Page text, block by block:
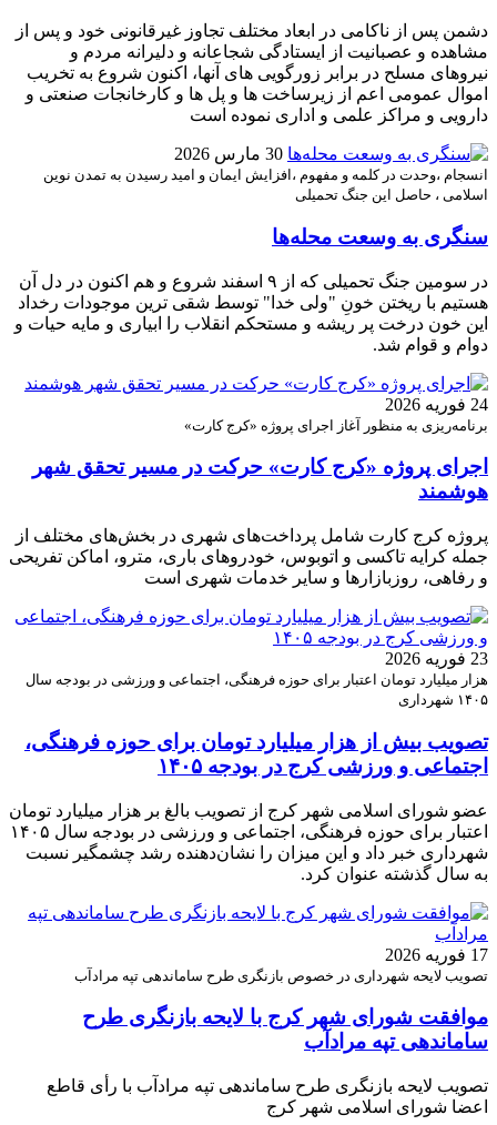
دشمن پس از ناکامی در ابعاد مختلف تجاوز غیرقانونی خود و پس از
مشاهده و عصبانیت از ایستادگی شجاعانه و دلیرانه مردم و
نیروهای مسلح در برابر زورگویی های آنها، اکنون شروع به تخریب
اموال عمومی اعم از زیرساخت ها و پل ها و کارخانجات صنعتی و
دارویی و مراکز علمی و اداری نموده است
30 مارس 2026
انسجام ،وحدت در کلمه و مفهوم ،افزایش ایمان و امید رسیدن به تمدن نوین
اسلامی ، حاصل این جنگ تحمیلی
سنگری به وسعت محله‌ها
در سومین جنگ تحمیلی که از ۹ اسفند شروع و هم اکنون در دل آن
هستیم با ریختن خونِ "ولی خدا" توسط شقی ترین موجودات رخداد
این خون درخت پر ریشه و مستحکم انقلاب را ابیاری و مایه حیات و
دوام و قوام شد.
24 فوریه 2026
برنامه‌ریزی به منظور آغاز اجرای پروژه «کرج کارت»
اجرای پروژه «کرج کارت» حرکت در مسیر تحقق شهر
هوشمند
پروژه کرج کارت شامل پرداخت‌های شهری در بخش‌های مختلف از
جمله کرایه تاکسی و اتوبوس، خودروهای باری، مترو، اماکن تفریحی
و رفاهی، روزبازارها و سایر خدمات شهری است
23 فوریه 2026
هزار میلیارد تومان اعتبار برای حوزه فرهنگی، اجتماعی و ورزشی در بودجه سال
۱۴۰۵ شهرداری
تصویب بیش از هزار میلیارد تومان برای حوزه فرهنگی،
اجتماعی و ورزشی کرج در بودجه ۱۴۰۵
عضو شورای اسلامی شهر کرج از تصویب بالغ بر هزار میلیارد تومان
اعتبار برای حوزه فرهنگی، اجتماعی و ورزشی در بودجه سال ۱۴۰۵
شهرداری خبر داد و این میزان را نشان‌دهنده رشد چشمگیر نسبت
به سال گذشته عنوان کرد.
17 فوریه 2026
تصویب لایحه شهرداری در خصوص بازنگری طرح ساماندهی تپه مرادآب
موافقت شورای شهر کرج با لایحه بازنگری طرح
ساماندهی تپه مرادآب
تصویب لایحه بازنگری طرح ساماندهی تپه مرادآب با رأی قاطع
اعضا شورای اسلامی شهر کرج